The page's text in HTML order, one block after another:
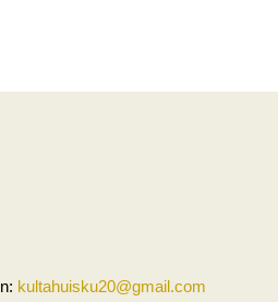
kultahuisku20@gmail.com